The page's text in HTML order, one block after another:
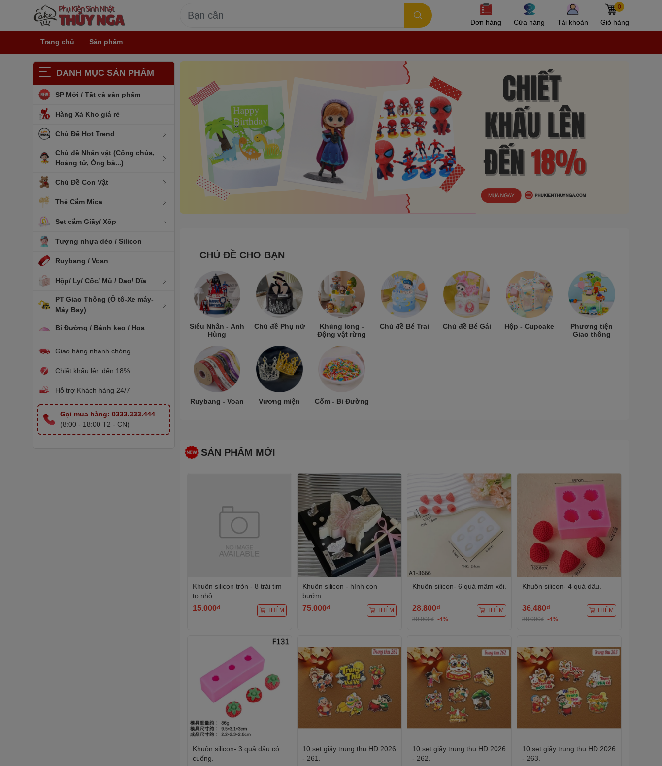
Đơn hàng Cửa hàng Tài khoản
0
Giỏ hàng
Trang chủ Sản phẩm
DANH MỤC SẢN PHẨM
SP Mới / Tất cả sản phẩm
Hàng Xả Kho giá rẻ
Chủ Đề Hot Trend
Chủ đề Nhân vật (Công chúa,
Hoàng tử, Ông bà...)
Chủ Đề Con Vật
Thẻ Cắm Mica
Set cắm Giấy/ Xốp
Tượng nhựa dẻo / Silicon
Ruybang / Voan
Hộp/ Ly/ Cốc/ Mũ / Dao/ Dĩa
PT Giao Thông (Ô tô-Xe máy-
Máy Bay)
Bi Đường / Bánh kẹo / Hoa
Vương Miện
Nến Sinh Nhật
Hoa trang trí
Khuôn nhựa / Silicon
Giao hàng nhanh chóng
Chiết khấu lên đến 18%
Hỗ trợ Khách hàng 24/7
Gọi mua hàng: 0333.333.444
(8:00 - 18:00 T2 - CN)
CHỦ ĐỀ CHO BẠN
Siêu Nhân - Anh
Hùng
Chủ đề Phụ nữ
Khủng long -
Động vật rừng
Chủ đề Bé Trai Chủ đề Bé Gái Hộp - Cupcake
Phương tiện
Giao thông
Ruybang - Voan Vương miện Cốm - Bi Đường
SẢN PHẨM MỚI
Khuôn silicon tròn - 8 trái tim
to nhỏ.
15.000₫ THÊM
Khuôn silicon - hình con
bướm.
75.000₫ THÊM
Khuôn silicon- 6 quả mâm xôi.
28.800₫
30.000₫ -4%
THÊM
Khuôn silicon- 4 quả dâu.
36.480₫
38.000₫ -4%
THÊM
Khuôn silicon- 3 quả dâu có
cuống.
10 set giấy trung thu HD 2026
- 261.
10 set giấy trung thu HD 2026
- 262.
10 set giấy trung thu HD 2026
- 263.